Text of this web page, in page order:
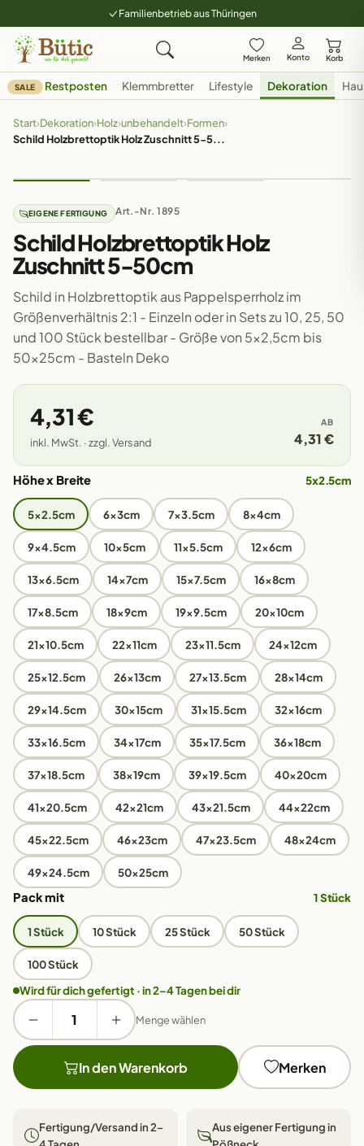
Familienbetrieb aus Thüringen
Merken Konto Korb
SALE Restposten Klemmbretter Lifestyle Dekoration
Start›Dekoration›Holz›unbehandelt›Formen›
Schild Holzbrettoptik Holz Zuschnitt 5-5...
EIGENE FERTIGUNG Art.-Nr. 1895
Schild Holzbrettoptik Holz
Zuschnitt 5-50cm
Schild in Holzbrettoptik aus Pappelsperrholz im
Größenverhältnis 2:1 - Einzeln oder in Sets zu 10, 25, 50
und 100 Stück bestellbar - Größe von 5x2,5cm bis
50x25cm - Basteln Deko
4,31 €
inkl. MwSt. · zzgl. Versand
AB
4,31 €
Höhe x Breite 5x2.5cm
5x2.5cm 6x3cm 7x3.5cm 8x4cm
9x4.5cm 10x5cm 11x5.5cm 12x6cm
13x6.5cm 14x7cm 15x7.5cm 16x8cm
17x8.5cm 18x9cm 19x9.5cm 20x10cm
21x10.5cm 22x11cm 23x11.5cm 24x12cm
25x12.5cm 26x13cm 27x13.5cm 28x14cm
29x14.5cm 30x15cm 31x15.5cm 32x16cm
33x16.5cm 34x17cm 35x17.5cm 36x18cm
37x18.5cm 38x19cm 39x19.5cm 40x20cm
41x20.5cm 42x21cm 43x21.5cm 44x22cm
45x22.5cm 46x23cm 47x23.5cm 48x24cm
49x24.5cm 50x25cm
Pack mit 1 Stück
1 Stück 10 Stück 25 Stück 50 Stück
100 Stück
Wird für dich gefertigt · in 2–4 Tagen bei dir
Menge wählen
In den Warenkorb Merken
Fertigung/Versand in 2–
Aus eigener Fertigung in